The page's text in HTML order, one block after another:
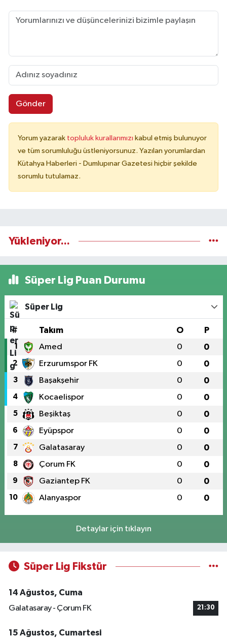
Gönder
Yorum yazarak topluluk kurallarımızı kabul etmiş bulunuyor
ve tüm sorumluluğu üstleniyorsunuz. Yazılan yorumlardan
Kütahya Haberleri - Dumlupınar Gazetesi hiçbir şekilde
sorumlu tutulamaz.
Yükleniyor...
Süper Lig Puan Durumu
Süper Lig
# Takım O P
1 Amed 0 0
2 Erzurumspor FK 0 0
3 Başakşehir 0 0
4 Kocaelispor 0 0
5 Beşiktaş 0 0
6 Eyüpspor 0 0
7 Galatasaray 0 0
8 Çorum FK 0 0
9 Gaziantep FK 0 0
10 Alanyaspor 0 0
Detaylar için tıklayın
Süper Lig Fikstür
14 Ağustos, Cuma
Galatasaray - Çorum FK
21:30
15 Ağustos, Cumartesi